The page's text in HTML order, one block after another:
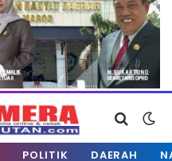
POLITIK DAERAH